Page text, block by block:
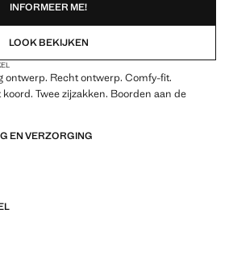
INFORMEER ME!
LOOK BEKIJKEN
ontwerp. Recht ontwerp. Comfy-fit.
Twee zijzakken. Boorden aan de
EN VERZORGING
en trends